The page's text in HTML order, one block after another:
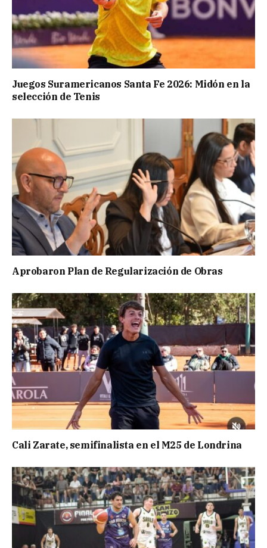
Juegos Suramericanos Santa Fe 2026: Midón en la
selección de Tenis
Aprobaron Plan de Regularización de Obras
Cali Zarate, semifinalista en el M25 de Londrina